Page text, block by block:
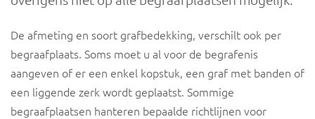
De afmeting en soort grafbedekking, verschilt ook per
begraafplaats. Soms moet u al voor de begrafenis
aangeven of er een enkel kopstuk, een graf met banden of
een liggende zerk wordt geplaatst. Sommige
begraafplaatsen hanteren bepaalde richtlijnen voor